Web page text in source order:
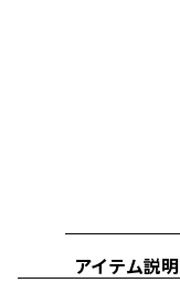
アイテム説明